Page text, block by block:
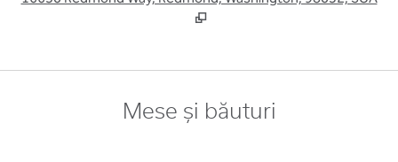
Mese și băuturi